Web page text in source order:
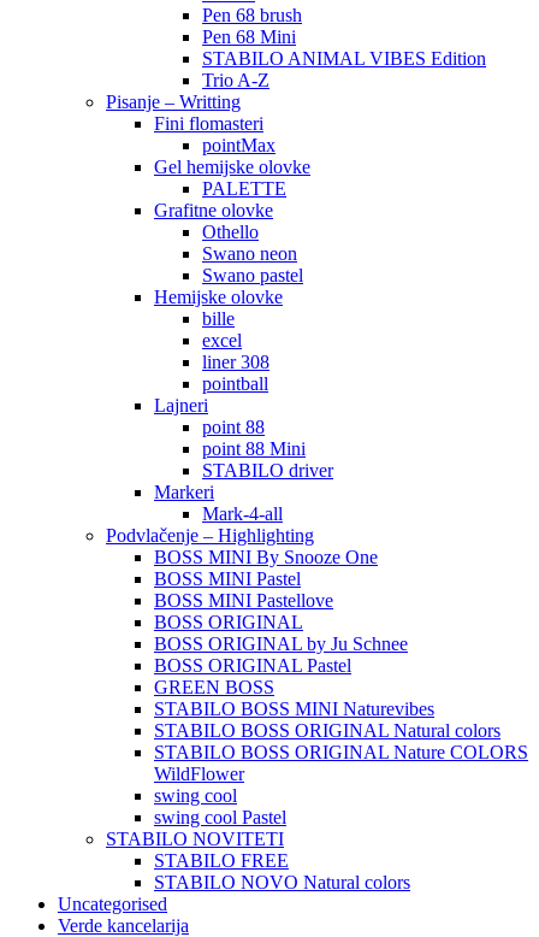
Pen 68 brush
Pen 68 Mini
STABILO ANIMAL VIBES Edition
Trio A-Z
Pisanje – Writting
Fini flomasteri
pointMax
Gel hemijske olovke
PALETTE
Grafitne olovke
Othello
Swano neon
Swano pastel
Hemijske olovke
bille
excel
liner 308
pointball
Lajneri
point 88
point 88 Mini
STABILO driver
Markeri
Mark-4-all
Podvlačenje – Highlighting
BOSS MINI By Snooze One
BOSS MINI Pastel
BOSS MINI Pastellove
BOSS ORIGINAL
BOSS ORIGINAL by Ju Schnee
BOSS ORIGINAL Pastel
GREEN BOSS
STABILO BOSS MINI Naturevibes
STABILO BOSS ORIGINAL Natural colors
STABILO BOSS ORIGINAL Nature COLORS
WildFlower
swing cool
swing cool Pastel
STABILO NOVITETI
STABILO FREE
STABILO NOVO Natural colors
Uncategorised
Verde kancelarija